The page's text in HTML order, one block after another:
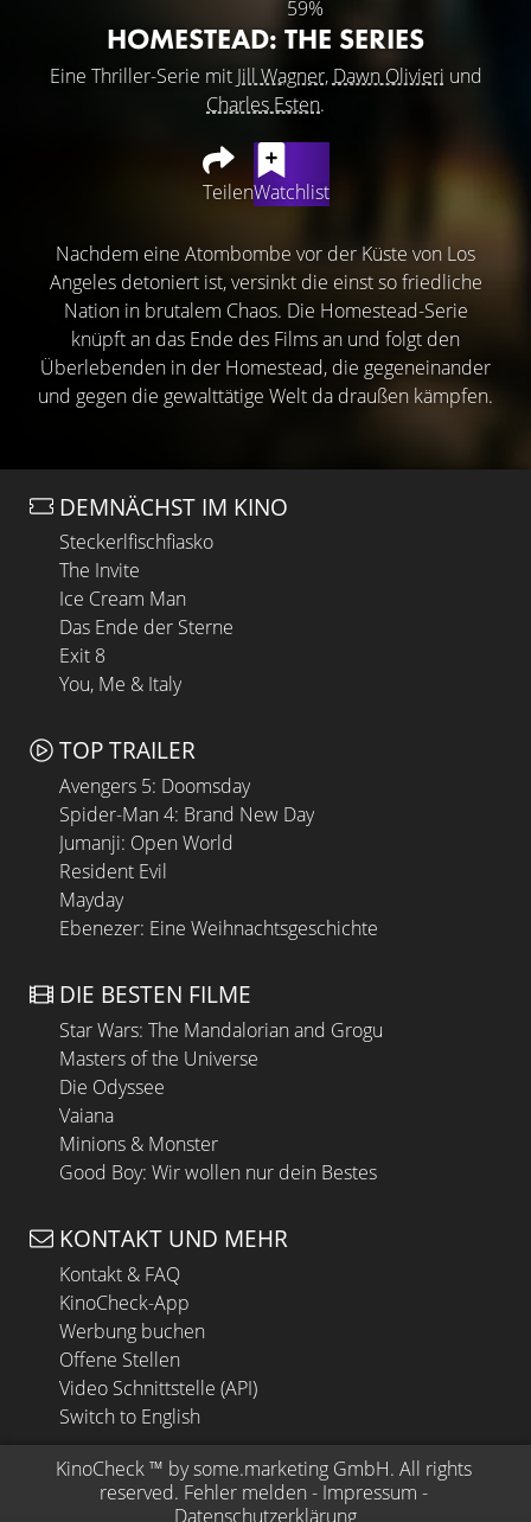
59%
HOMESTEAD: THE SERIES
Eine Thriller-Serie mit Jill Wagner, Dawn Olivieri und
Charles Esten.
TeilenWatchlist
Nachdem eine Atombombe vor der Küste von Los
Angeles detoniert ist, versinkt die einst so friedliche
Nation in brutalem Chaos. Die Homestead-Serie
knüpft an das Ende des Films an und folgt den
Überlebenden in der Homestead, die gegeneinander
und gegen die gewalttätige Welt da draußen kämpfen.
DEMNÄCHST IM KINO
Steckerlfischfiasko
The Invite
Ice Cream Man
Das Ende der Sterne
Exit 8
You, Me & Italy
TOP TRAILER
Avengers 5: Doomsday
Spider-Man 4: Brand New Day
Jumanji: Open World
Resident Evil
Mayday
Ebenezer: Eine Weihnachtsgeschichte
DIE BESTEN FILME
Star Wars: The Mandalorian and Grogu
Masters of the Universe
Die Odyssee
Vaiana
Minions & Monster
Good Boy: Wir wollen nur dein Bestes
KONTAKT UND MEHR
Kontakt & FAQ
KinoCheck-App
Werbung buchen
Offene Stellen
Video Schnittstelle (API)
Switch to English
KinoCheck ™ by some.marketing GmbH. All rights
reserved. Fehler melden - Impressum -
Datenschutzerklärung